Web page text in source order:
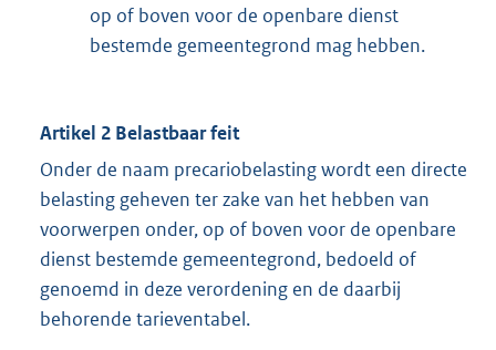
op of boven voor de openbare dienst
bestemde gemeentegrond mag hebben.
Artikel 2 Belastbaar feit
Onder de naam precariobelasting wordt een directe
belasting geheven ter zake van het hebben van
voorwerpen onder, op of boven voor de openbare
dienst bestemde gemeentegrond, bedoeld of
genoemd in deze verordening en de daarbij
behorende tarieventabel.